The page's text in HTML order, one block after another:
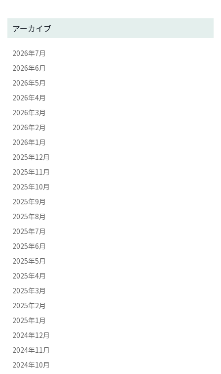
アーカイブ
2026年7月
2026年6月
2026年5月
2026年4月
2026年3月
2026年2月
2026年1月
2025年12月
2025年11月
2025年10月
2025年9月
2025年8月
2025年7月
2025年6月
2025年5月
2025年4月
2025年3月
2025年2月
2025年1月
2024年12月
2024年11月
2024年10月